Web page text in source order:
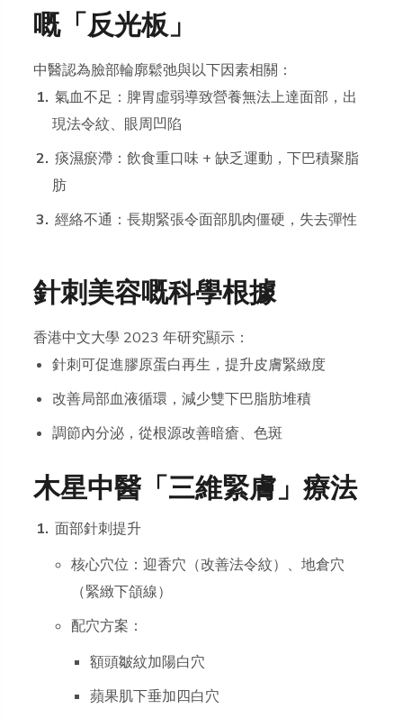
嘅「反光板」
中醫認為臉部輪廓鬆弛與以下因素相關：
氣血不足：脾胃虛弱導致營養無法上達面部，出
現法令紋、眼周凹陷
痰濕瘀滯：飲食重口味 + 缺乏運動，下巴積聚脂
肪
經絡不通：長期緊張令面部肌肉僵硬，失去彈性
針刺美容嘅科學根據
香港中文大學 2023 年研究顯示：
針刺可促進膠原蛋白再生，提升皮膚緊緻度
改善局部血液循環，減少雙下巴脂肪堆積
調節內分泌，從根源改善暗瘡、色斑
木星中醫「三維緊膚」療法
面部針刺提升
核心穴位：迎香穴（改善法令紋）、地倉穴
（緊緻下頜線）
配穴方案：
額頭皺紋加陽白穴
蘋果肌下垂加四白穴